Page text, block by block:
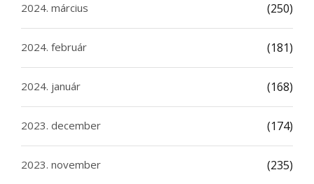
2024. március (250)
2024. február (181)
2024. január (168)
2023. december (174)
2023. november (235)